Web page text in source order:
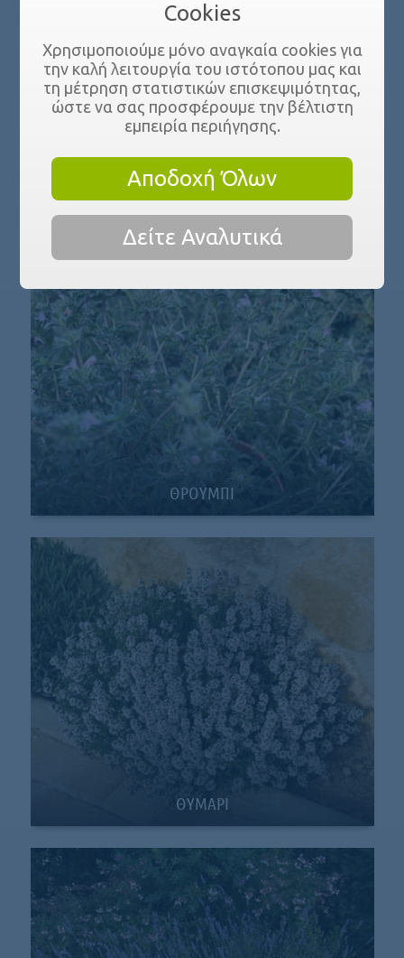
ΕΛΙΧΡΥΣΙΟ
ΘΡΟΥΜΠΙ
ΘΥΜΑΡΙ
Cookies
Χρησιμοποιούμε μόνο αναγκαία cookies για
την καλή λειτουργία του ιστότοπου μας και
τη μέτρηση στατιστικών επισκεψιμότητας,
ώστε να σας προσφέρουμε την βέλτιστη
εμπειρία περιήγησης.
Αποδοχή Όλων
Δείτε Αναλυτικά